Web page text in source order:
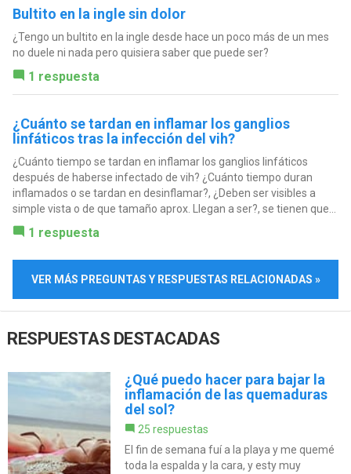
Bultito en la ingle sin dolor
¿Tengo un bultito en la ingle desde hace un poco más de un mes
no duele ni nada pero quisiera saber que puede ser?
1 respuesta
¿Cuánto se tardan en inflamar los ganglios
linfáticos tras la infección del vih?
¿Cuánto tiempo se tardan en inflamar los ganglios linfáticos
después de haberse infectado de vih? ¿Cuánto tiempo duran
inflamados o se tardan en desinflamar?, ¿Deben ser visibles a
simple vista o de que tamaño aprox. Llegan a ser?, se tienen que...
1 respuesta
VER MÁS PREGUNTAS Y RESPUESTAS RELACIONADAS »
RESPUESTAS DESTACADAS
¿Qué puedo hacer para bajar la
inflamación de las quemaduras
del sol?
25 respuestas
El fin de semana fuí a la playa y me quemé
toda la espalda y la cara, y esty muy